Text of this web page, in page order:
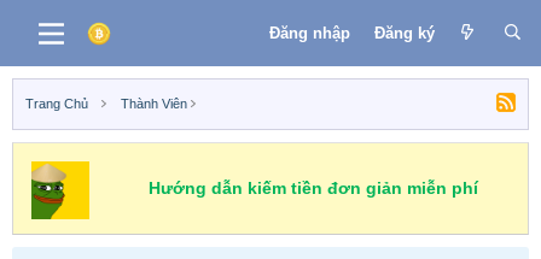
Đăng nhập Đăng ký
Trang Chủ Thành Viên
Hướng dẫn kiếm tiền đơn giản miễn phí